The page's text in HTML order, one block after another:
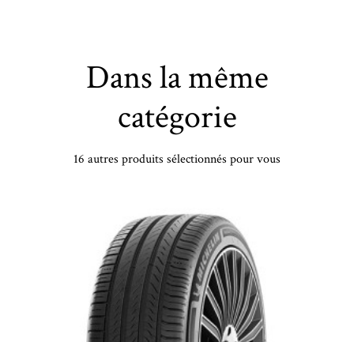
Dans la même
catégorie
16 autres produits sélectionnés pour vous